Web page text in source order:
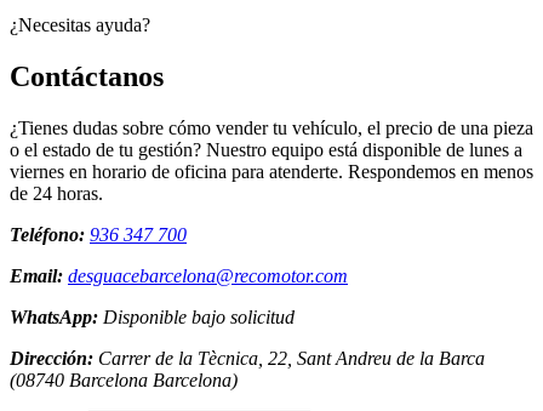
¿Necesitas ayuda?
Contáctanos
¿Tienes dudas sobre cómo vender tu vehículo, el precio de una pieza
o el estado de tu gestión? Nuestro equipo está disponible de lunes a
viernes en horario de oficina para atenderte. Respondemos en menos
de 24 horas.
Teléfono: 936 347 700
Email: desguacebarcelona@recomotor.com
WhatsApp: Disponible bajo solicitud
Dirección: Carrer de la Tècnica, 22, Sant Andreu de la Barca
(08740 Barcelona Barcelona)